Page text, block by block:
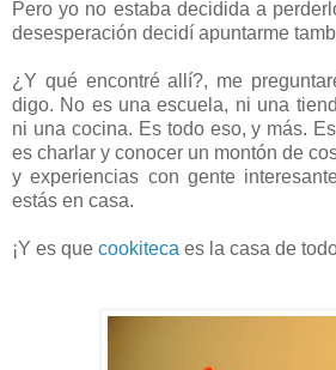
Pero yo no estaba decidida a
desesperación decidí apuntarme
¿Y qué encontré allí?, me
digo. No es una escuela, ni una
ni una cocina. Es todo eso, y más.
es charlar y conocer un montón de
y experiencias con gente
estás en casa.
¡Y es que cookiteca es la casa de